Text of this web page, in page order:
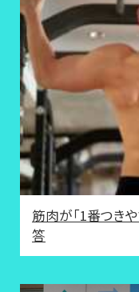
筋肉が「1番つき
答